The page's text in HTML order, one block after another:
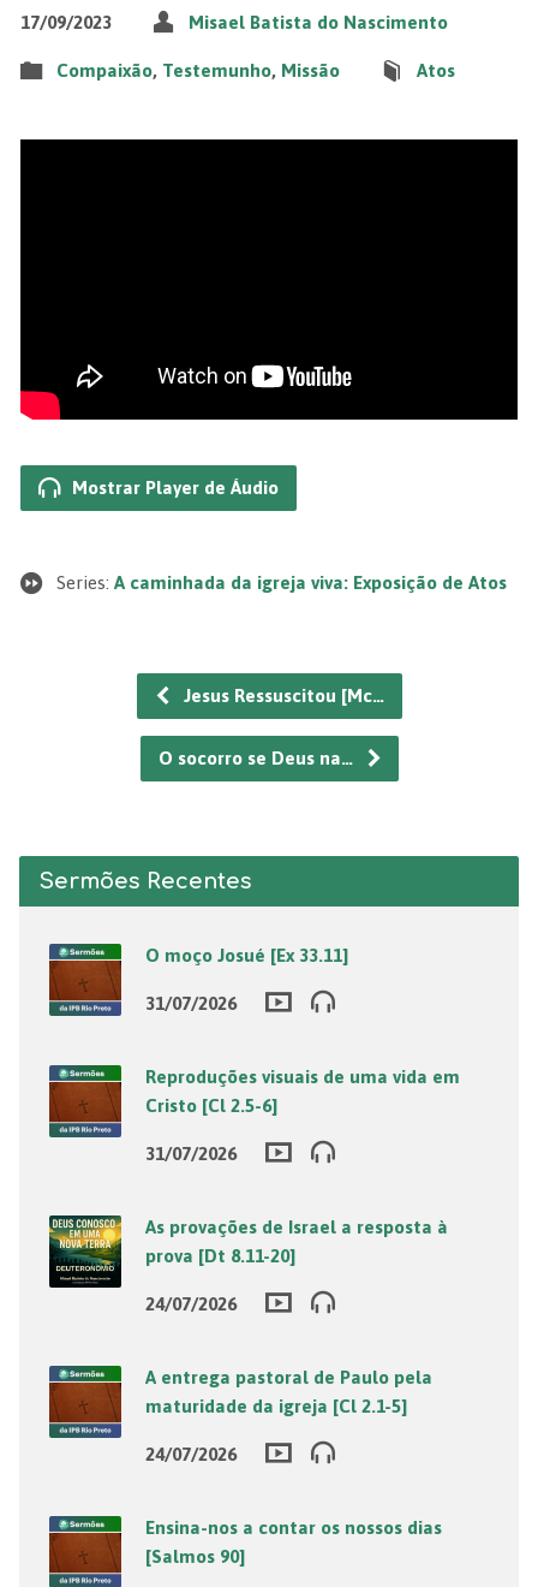
17/09/2023 Misael Batista do Nascimento
Compaixão, Testemunho, Missão Atos
Mostrar Player de Áudio
Series: A caminhada da igreja viva: Exposição de Atos
Jesus Ressuscitou [Mc…
O socorro se Deus na…
Sermões Recentes
O moço Josué [Ex 33.11]
31/07/2026
Reproduções visuais de uma vida em
Cristo [Cl 2.5-6]
31/07/2026
As provações de Israel a resposta à
prova [Dt 8.11-20]
24/07/2026
A entrega pastoral de Paulo pela
maturidade da igreja [Cl 2.1-5]
24/07/2026
Ensina-nos a contar os nossos dias
[Salmos 90]